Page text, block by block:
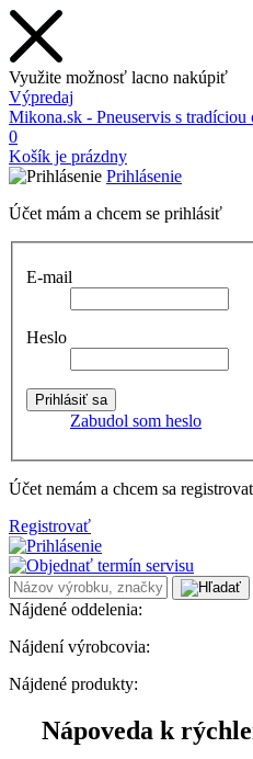
Využite možnosť lacno nakúpiť
Výpredaj
Mikona.sk - Pneuservis s tradíciou
0
Košík je prázdny
Prihlásenie
Účet mám a chcem se prihlásiť
E-mail
Heslo
Zabudol som heslo
Účet nemám a chcem sa
Registrovať
Nájdené oddelenia:
Nájdení výrobcovia:
Nájdené produkty:
Nápoveda k